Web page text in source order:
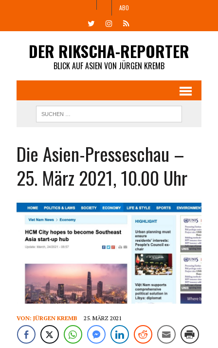
ABO
DER RIKSCHA-REPORTER
BLICK AUF ASIEN VON JÜRGEN KREMB
Die Asien-Presseschau –
25. März 2021, 10.00 Uhr
VON: JÜRGEN KREMB 25. MÄRZ 2021